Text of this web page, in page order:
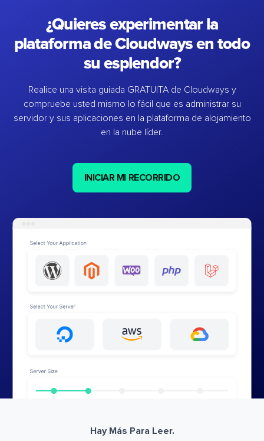
¿Quieres experimentar la
plataforma de Cloudways en todo
su esplendor?
Realice una visita guiada GRATUITA de Cloudways y
compruebe usted mismo lo fácil que es administrar su
servidor y sus aplicaciones en la plataforma de alojamiento
en la nube líder.
INICIAR MI RECORRIDO
Hay Más Para Leer.